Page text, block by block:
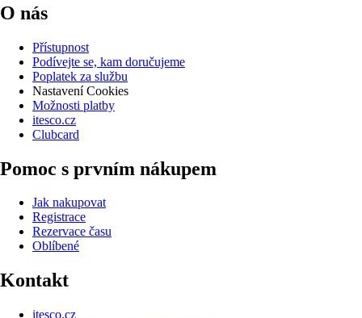
O nás
Přístupnost
Podívejte se, kam doručujeme
Poplatek za službu
Nastavení Cookies
Možnosti platby
itesco.cz
Clubcard
Pomoc s prvním nákupem
Jak nakupovat
Registrace
Rezervace času
Oblíbené
Kontakt
itesco.cz